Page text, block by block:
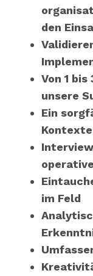
den
Von 1
unsere
Ein
im Feld